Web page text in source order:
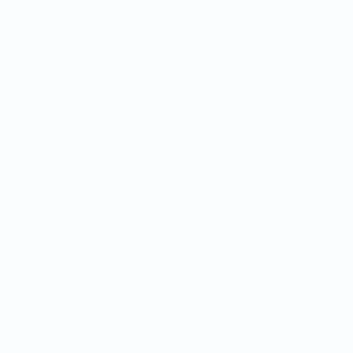
Royal Grey
Eagle Ducato 399 Polar White-Royal Grey 2022